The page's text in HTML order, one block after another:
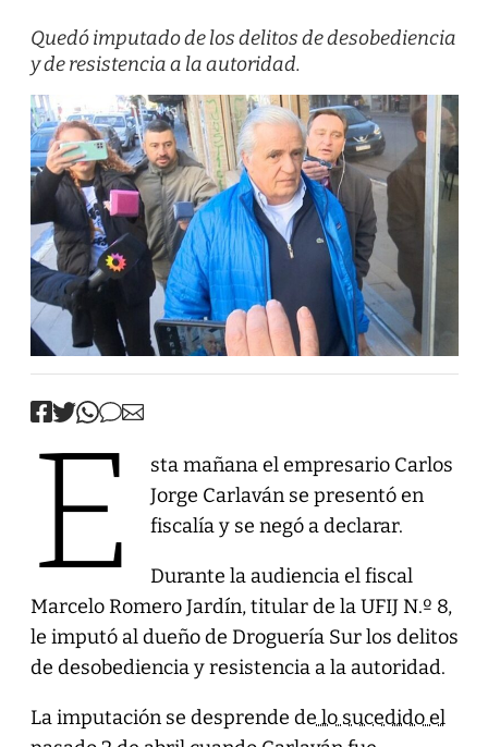
Quedó imputado de los delitos de desobediencia
y de resistencia a la autoridad.
E
sta mañana el empresario Carlos
Jorge Carlaván se presentó en
fiscalía y se negó a declarar.
Durante la audiencia el fiscal
Marcelo Romero Jardín, titular de la UFIJ N.º 8,
le imputó al dueño de Droguería Sur los delitos
de desobediencia y resistencia a la autoridad.
La imputación se desprende de lo sucedido el